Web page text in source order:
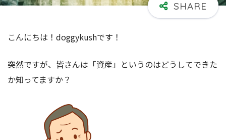
こんにちは！doggykushです！
突然ですが、皆さんは「資産」というのはどうしてできた
か知ってますか？